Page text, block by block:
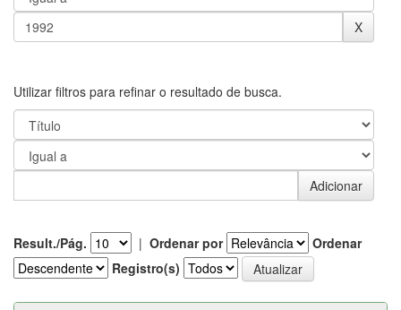
Utilizar filtros para refinar o resultado de busca.
Result./Pág. | Ordenar por
Ordenar
Registro(s)